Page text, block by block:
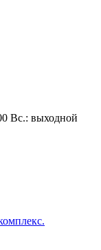
Вс.: выходной